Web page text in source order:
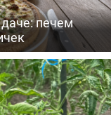
печем